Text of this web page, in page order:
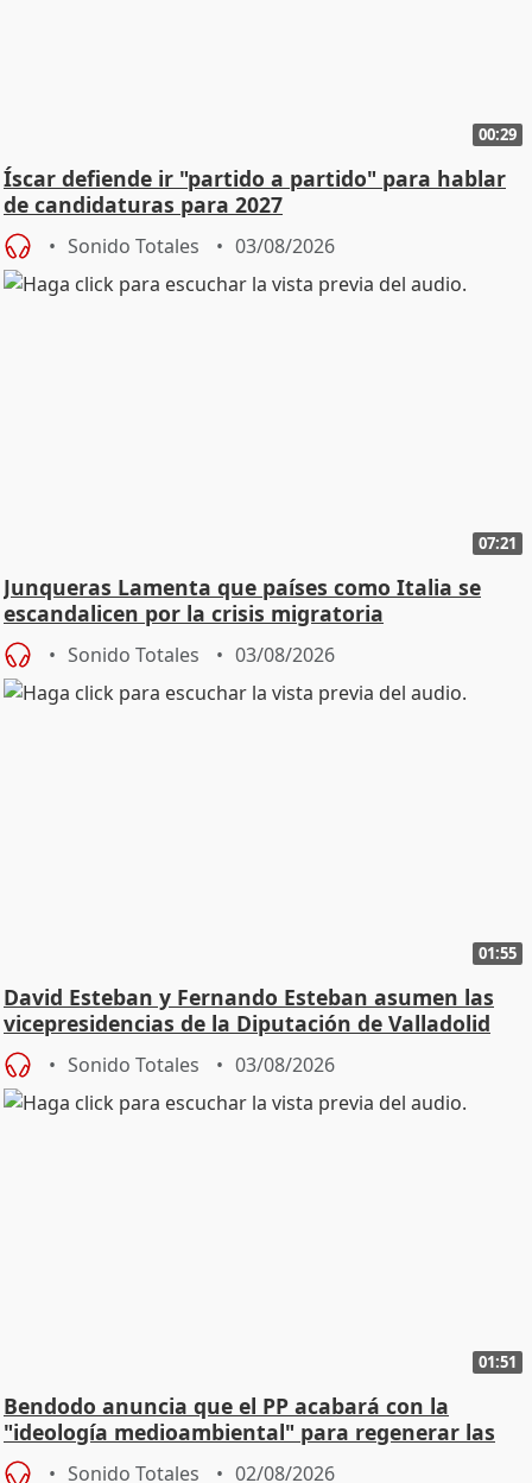
00:29
Íscar defiende ir "partido a partido" para hablar
de candidaturas para 2027
Sonido Totales 03/08/2026
07:21
Junqueras Lamenta que países como Italia se
escandalicen por la crisis migratoria
Sonido Totales 03/08/2026
01:55
David Esteban y Fernando Esteban asumen las
vicepresidencias de la Diputación de Valladolid
Sonido Totales 03/08/2026
01:51
Bendodo anuncia que el PP acabará con la
"ideología medioambiental" para regenerar las
playas
Sonido Totales 02/08/2026